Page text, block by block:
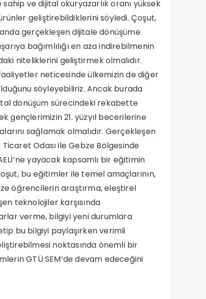
ve dijital okuryazarlık oranı yüksek
geliştirebildiklerini söyledi. Çoşut,
gerçekleşen dijitale dönüşüme
bağımlılığı en aza indirebilmenin
niteliklerini geliştirmek olmalıdır.
neticesinde ülkemizin de diğer
söyleyebiliriz. Ancak burada
dönüşüm sürecindeki rekabette
gençlerimizin 21. yüzyıl becerilerine
sağlamak olmalıdır. Gerçekleşen
Odası ile Gebze Bölgesinde
yayacak kapsamlı bir eğitimin
bu eğitimler ile temel amaçlarının,
öğrencilerin araştırma, eleştirel
teknolojiler karşısında
verme, bilgiyi yeni durumlara
bu bilgiyi paylaşırken verimli
noktasında önemli bir
GTÜ SEM’de devam edeceğini